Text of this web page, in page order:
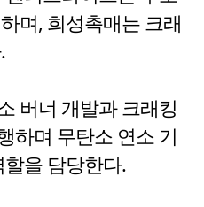
며, 희성촉매는 크래
버너 개발과 크래킹
하며 무탄소 연소 기
을 담당한다.